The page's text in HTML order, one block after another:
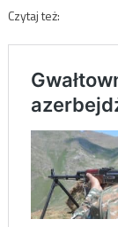
Czytaj też: